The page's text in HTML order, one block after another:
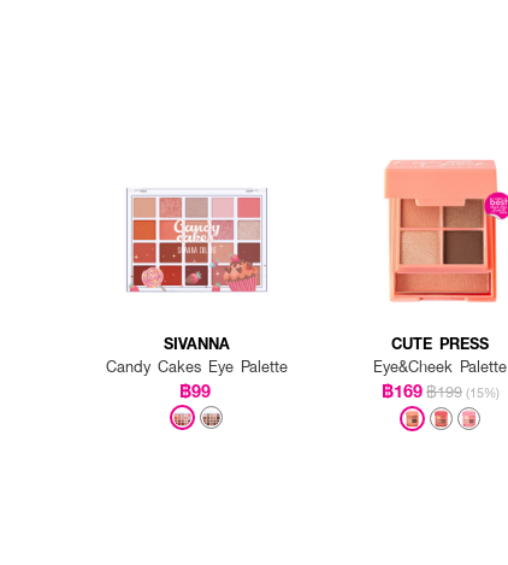
SIVANNA
Candy Cakes Eye Palette
฿99
CUTE PRESS
Eye&Cheek Palette
฿169฿199 (15%)